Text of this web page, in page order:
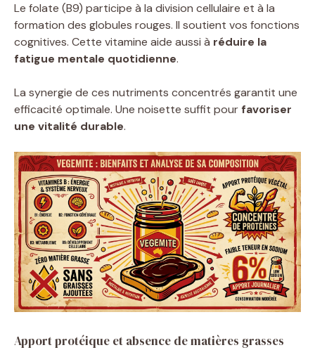
Le folate (B9) participe à la division cellulaire et à la
formation des globules rouges. Il soutient vos fonctions
cognitives. Cette vitamine aide aussi à réduire la
fatigue mentale quotidienne.
La synergie de ces nutriments concentrés garantit une
efficacité optimale. Une noisette suffit pour favoriser
une vitalité durable.
Apport protéique et absence de matières grasses